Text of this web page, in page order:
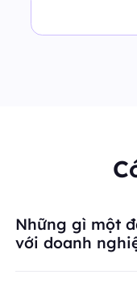
Những gì một
với doanh